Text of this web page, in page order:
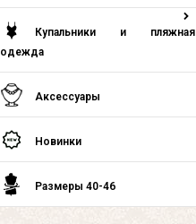
Купальники и пляжная
одежда
Аксессуары
Новинки
Размеры 40-46